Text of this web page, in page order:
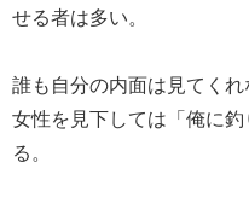
せる者は多い。
誰も自分の内面は見てく
女性を見下しては「俺に
る。